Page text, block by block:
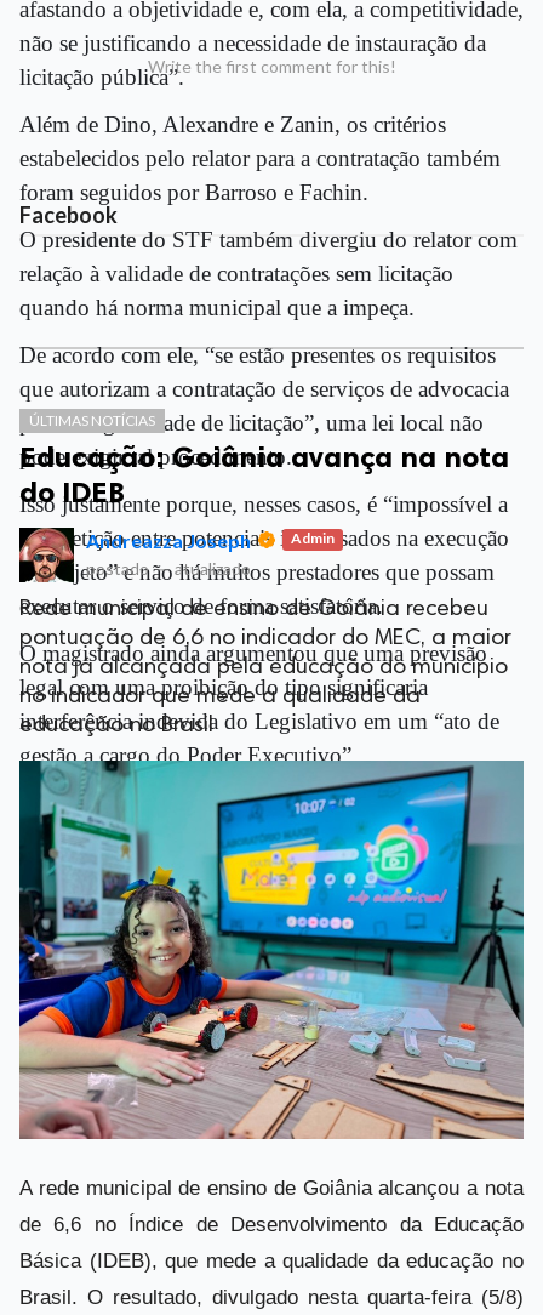
afastando a objetividade e, com ela, a competitividade,
não se justificando a necessidade de instauração da
licitação pública”.
Além de Dino, Alexandre e Zanin, os critérios
estabelecidos pelo relator para a contratação também
foram seguidos por Barroso e Fachin.
O presidente do STF também divergiu do relator com
relação à validade de contratações sem licitação
quando há norma municipal que a impeça.
De acordo com ele, “se estão presentes os requisitos
que autorizam a contratação de serviços de advocacia
por inexigibilidade de licitação”, uma lei local não
pode exigir tal procedimento.
Isso justamente porque, nesses casos, é “impossível a
competição entre potenciais interessados na execução
do objeto” e não há muitos prestadores que possam
executar o serviço de forma satisfatória.
O magistrado ainda argumentou que uma previsão
legal com uma proibição do tipo significaria
interferência indevida do Legislativo em um “ato de
gestão a cargo do Poder Executivo”.
Clique aqui
para ler o voto de Toffoli
Cliqueaqui para ler o voto de Barroso
Clique
aqui para ler o voto de Mendonça
RE 656.558 /RE 610.523
Write the first comment for this!
Facebook
ÚLTIMAS NOTÍCIAS
Educação: Goiânia avança na nota
do IDEB
Andreazza Joseph Admin
postado —atualizado
Rede municipal de ensino de Goiânia recebeu
pontuação de 6,6 no indicador do MEC, a maior
nota já alcançada pela educação do município
no indicador que mede a qualidade da
educação no Brasil
A rede municipal de ensino de Goiânia alcançou a nota
de 6,6 no Índice de Desenvolvimento da Educação
Básica (IDEB), que mede a qualidade da educação no
Brasil. O resultado, divulgado nesta quarta-feira (5/8)